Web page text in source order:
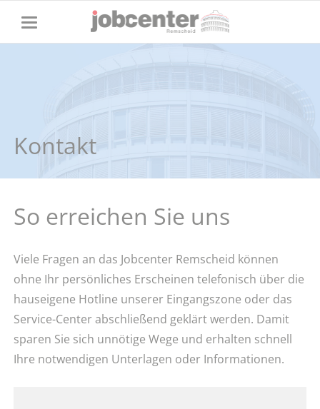
Kontakt
So erreichen Sie uns
Viele Fragen an das Jobcenter Remscheid können
ohne Ihr persönliches Erscheinen telefonisch über die
hauseigene Hotline unserer Eingangszone oder das
Service-Center abschließend geklärt werden. Damit
sparen Sie sich unnötige Wege und erhalten schnell
Ihre notwendigen Unterlagen oder Informationen.